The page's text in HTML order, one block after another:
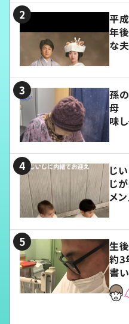
平
年
な
孫
母
味
じ
じ
メン
生
約3
書